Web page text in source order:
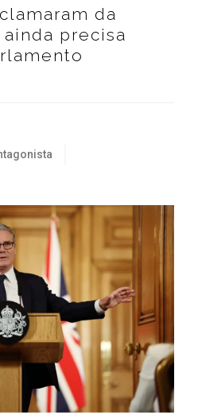
da
precisa